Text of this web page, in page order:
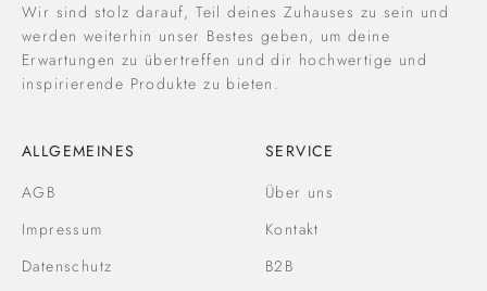
Wir sind stolz darauf, Teil deines Zuhauses zu sein und
werden weiterhin unser Bestes geben, um deine
Erwartungen zu übertreffen und dir hochwertige und
inspirierende Produkte zu bieten.
ALLGEMEINES
AGB
Impressum
Datenschutz
SERVICE
Über uns
Kontakt
B2B